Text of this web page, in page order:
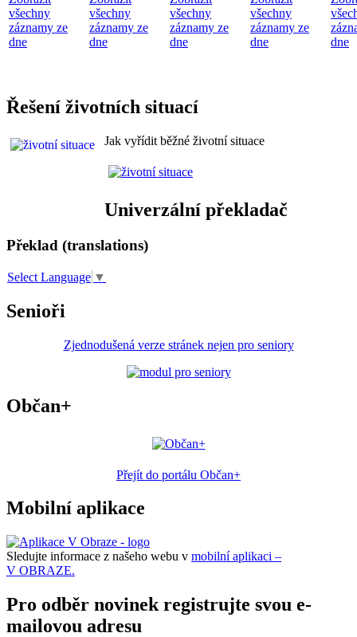
všechny
záznamy ze
dne
všechny
záznamy ze
dne
všechny
záznamy ze
dne
všechny
záznamy ze
dne
dne
Řešení životních situací
Jak vyřídit běžné životní situace
Univerzální překladač
Překlad (translations)
Select Language ▼
Senioři
Zjednodušená verze stránek nejen pro seniory
Občan+
Přejít do portálu Občan+
Mobilní aplikace
Sledujte informace z našeho webu v mobilní aplikaci –
V OBRAZE.
Pro odběr novinek registrujte svou e-
mailovou adresu